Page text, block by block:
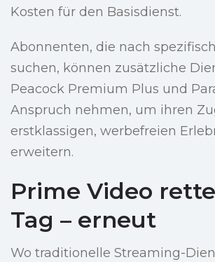
Kosten für den Basisdienst.
Abonnenten, die nach
suchen, können zusätzliche
Peacock Premium Plus und
Anspruch nehmen, um ihren
erstklassigen, werbefreien
erweitern.
Prime Video
Tag – erneut
Wo traditionelle Streaming-